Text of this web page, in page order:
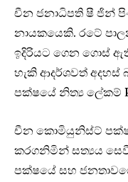
චීන ජනාධිපති ෂී ජින්
නායකයෙකි. රටේ
ඉදිරියට ගෙන ගොස්
හැකි ආදර්ශවත්
පක්ෂයේ නිත්‍ය ලේකම්
චීන කොමියුනිස්ට්
කරගනිමින් සත්‍යය
පක්ෂයේ සහ